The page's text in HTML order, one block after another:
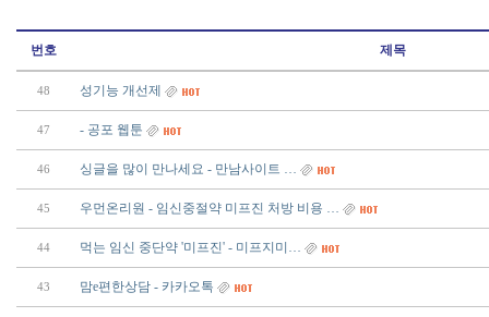
번호 제목
48 성기능 개선제
47 - 공포 웹툰
46 싱글을 많이 만나세요 - 만­남­사­이­트­ ­…
45 우먼온리원 - 임신중절약 미프진 처방 비용 …
44 먹는 임신 중단약 '미프진' - 미프지미…
43 맘e편한상담 - 카카오톡